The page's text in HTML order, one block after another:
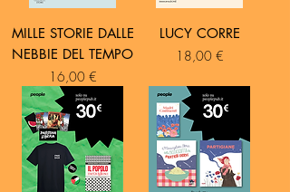
MILLE STORIE DALLE
NEBBIE DEL TEMPO
Prezzo
16,00 €
LUCY CORRE
Prezzo
18,00 €